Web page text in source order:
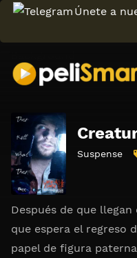
Únete a
Suspense
Después de que
que espera el regreso
papel de figura